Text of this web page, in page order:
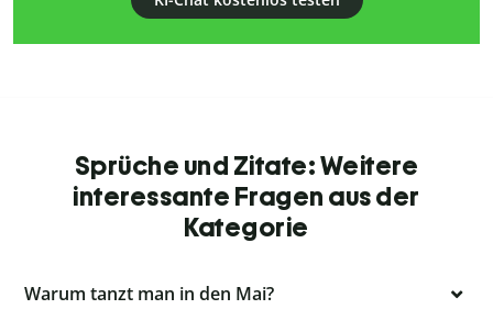
Sprüche und Zitate: Weitere
interessante Fragen aus der
Kategorie
Warum tanzt man in den Mai?